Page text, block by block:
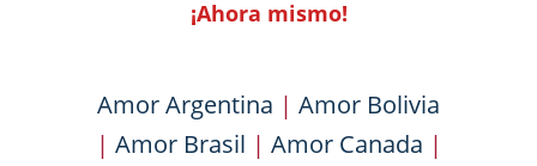
¡Ahora mismo!
Amor Argentina | Amor Bolivia
| Amor Brasil | Amor Canada |